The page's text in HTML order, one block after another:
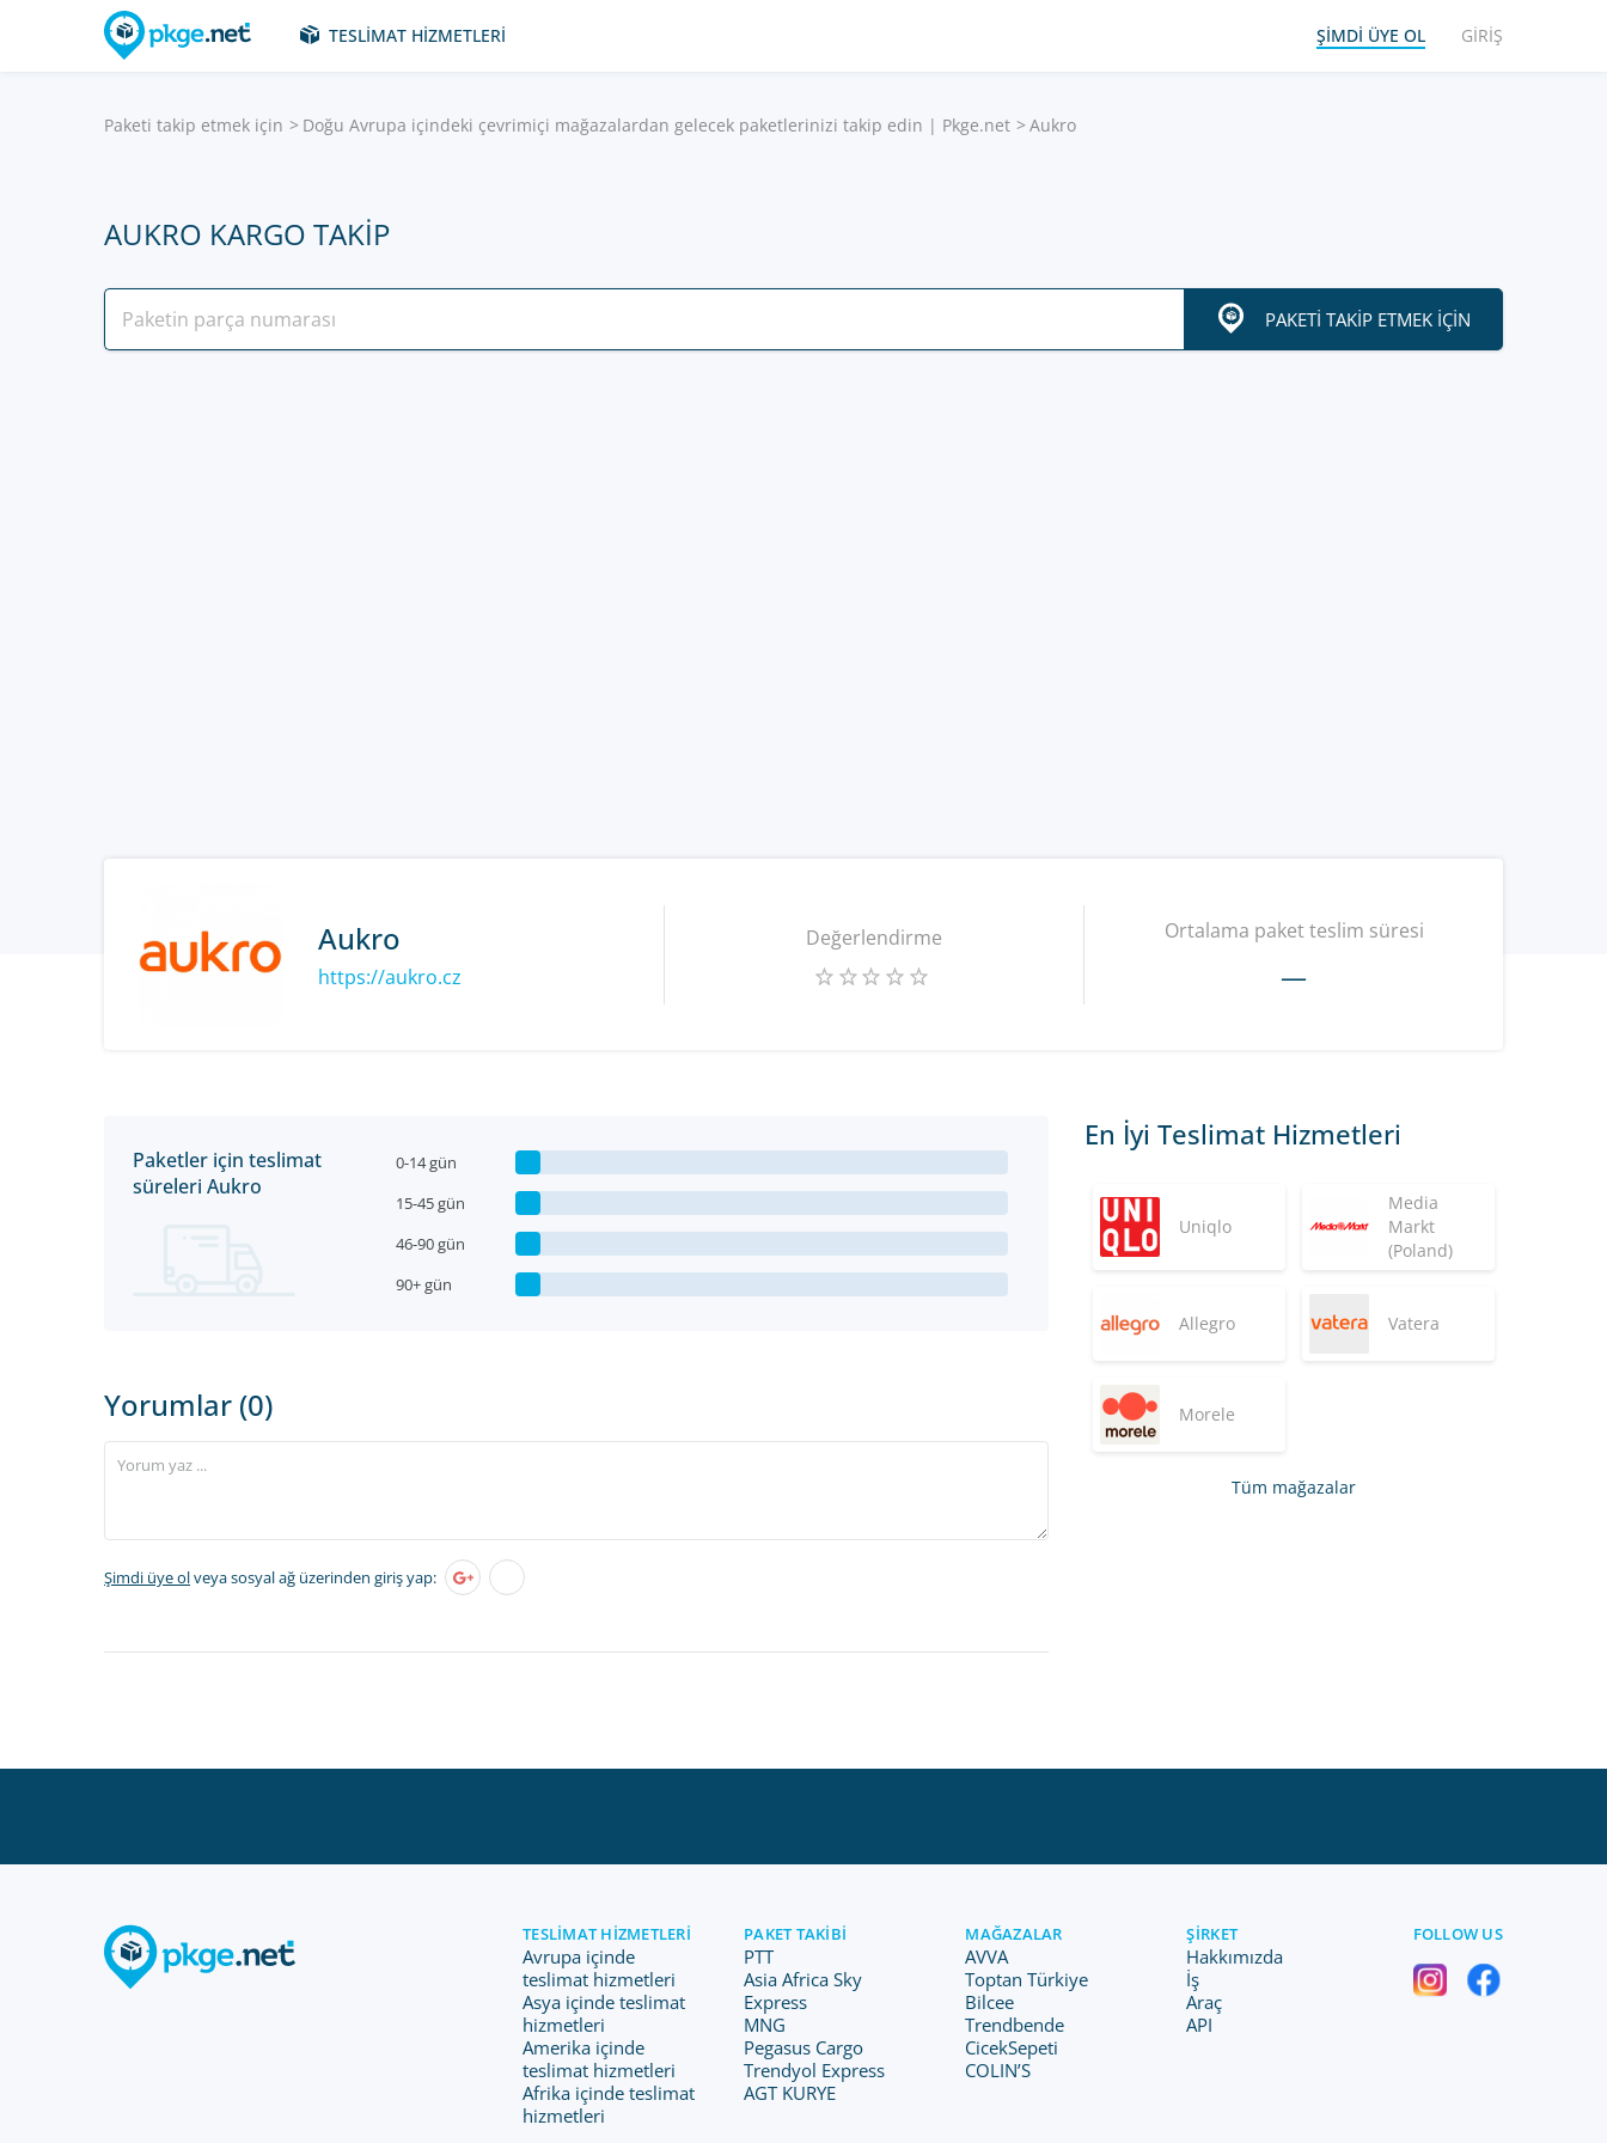
TESLIMAT HIZMETLERI ŞIMDI ÜYE OL GIRIŞ
Paketi takip etmek için Doğu Avrupa içindeki çevrimiçi mağazalardan gelecek paketlerinizi takip edin | Pkge.net Aukro
AUKRO KARGO TAKIP
PAKETI TAKIP ETMEK IÇIN
Aukro
https://aukro.cz
Değerlendirme Ortalama paket teslim süresi
—
Paketler için teslimat
süreleri Aukro
0-14 gün
15-45 gün
46-90 gün
90+ gün
Yorumlar (0)
Şimdi üye olveya sosyal ağ üzerinden giriş yap:
En İyi Teslimat Hizmetleri
Uniqlo
Media
Markt
(Poland)
Allegro Vatera
Morele
Tüm mağazalar
TESLIMAT HIZMETLERI
Avrupa içinde
teslimat hizmetleri
Asya içinde teslimat
hizmetleri
Amerika içinde
teslimat hizmetleri
Afrika içinde teslimat
hizmetleri
PAKET TAKIBI
PTT
Asia Africa Sky
Express
MNG
Pegasus Cargo
Trendyol Express
AGT KURYE
MAĞAZALAR
AVVA
Toptan Türkiye
Bilcee
Trendbende
CicekSepeti
COLIN’S
ŞIRKET
Hakkımızda
İş
Araç
API
FOLLOW US